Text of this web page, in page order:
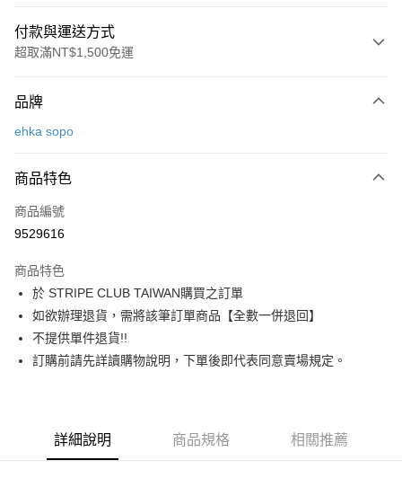
付款與運送方式
超取滿NT$1,500免運
信用卡一次付款
3 期 0 利率 每期
合作金庫商業銀行
上海商業儲蓄銀行
臺灣中小企業銀行
匯豐（台灣）商業銀行
華泰商業銀行
聯邦商業銀行
遠東國際商業銀行
元大商業銀行
玉山商業銀行
星展（台灣）商業銀行
超商取貨付款
LINE Pay
Apple Pay
街口支付
悠遊付
相關說明
【大哥付你分期使用說明】
AFTEE先享後付
品牌
ehka sopo
商品特色
商品編號
9529616
商品特色
於 STRIPE CLUB TAIWAN購買之訂單
如欲辦理退貨，需將該筆訂單商品【全數一併退回】
不提供單件退貨!!
訂購前請先詳讀購物說明，下單後即代表同意賣場規定。
詳細說明 商品規格 相關推薦